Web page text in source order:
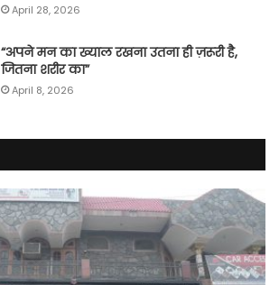
April 28, 2026
“अपने मन का ख्याल रखना उतना ही ज़रूरी है,
जितना शरीर का”
April 8, 2026